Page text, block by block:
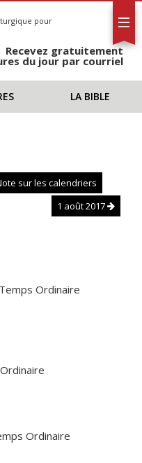
pour
Recevez gratuitement
du jour par courriel
LA BIBLE
sur les calendriers
1 août 2017
Ordinaire
Ordinaire